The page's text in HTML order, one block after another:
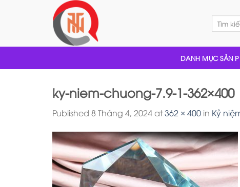
kiếm:
DANH MỤC SẢN
ky-niem-chuong-7.9-1-362×400
Published 8 Tháng 4, 2024at362 × 400 in Kỷ